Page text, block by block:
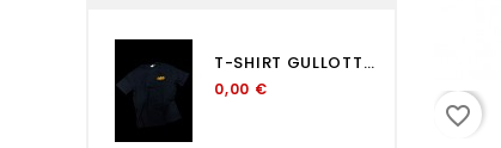
T-SHIRT GULLOTTA OVERSIZE...
0,00 €
favorite_border